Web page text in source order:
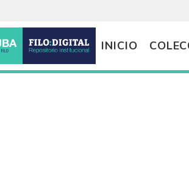
INICIO